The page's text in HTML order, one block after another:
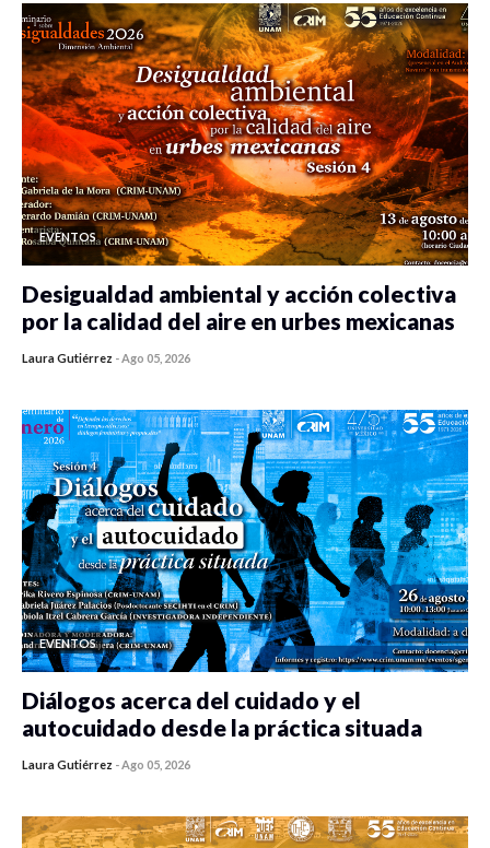
EVENTOS
Desigualdad ambiental y acción colectiva
por la calidad del aire en urbes mexicanas
Laura Gutiérrez -Ago 05, 2026
EVENTOS
Diálogos acerca del cuidado y el
autocuidado desde la práctica situada
Laura Gutiérrez -Ago 05, 2026